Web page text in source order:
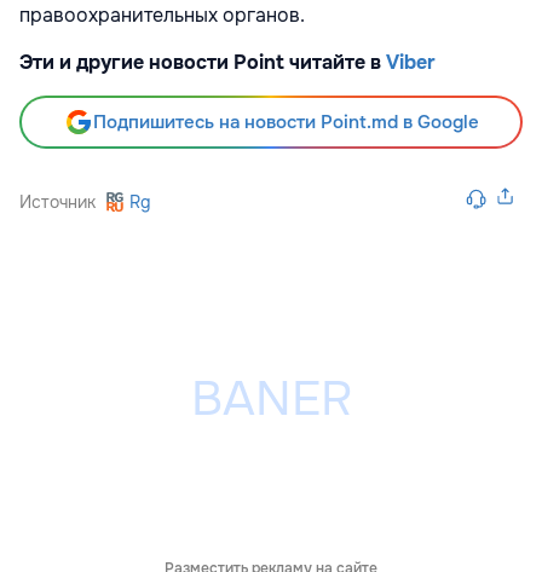
правоохранительных органов.
Эти и другие новости Point читайте вViber
Подпишитесь на новости Point.md в Google
Источник Rg
Разместить рекламу на сайте